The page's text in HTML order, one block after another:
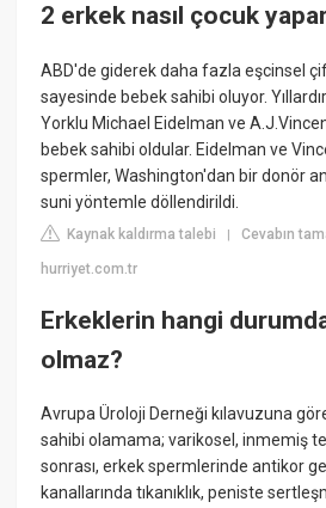
2 erkek nasıl çocuk
ABD'de giderek daha fazla eşcinsel
sayesinde bebek sahibi oluyor.
Yorklu Michael Eidelman ve
bebek sahibi oldular. Eidelman ve
spermler, Washington'dan bir donör
suni yöntemle döllendirildi.
Kaynak kaldırma talebi |Cevabın
hurriyet.com.tr
Erkeklerin hangi
olmaz?
Avrupa Üroloji Derneği kılavuzuna
sahibi olamama; varikosel, inmemiş
sonrası, erkek spermlerinde antikor
kanallarında tıkanıklık, peniste